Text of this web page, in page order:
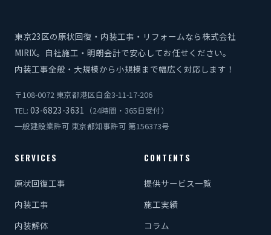
東京23区の原状回復・内装工事・リフォームなら株式会社
MIRIX。自社施工・明朗会計で安心してお任せください。
内装工事全般・大規模から小規模まで幅広く対応します！
〒108-0072 東京都港区白金3-11-17-206
TEL: 03-6823-3631 （24時間・365日受付）
一般建設業許可 東京都知事許可 第156373号
SERVICES
原状回復工事
内装工事
内装解体
CONTENTS
提供サービス一覧
施工実績
コラム